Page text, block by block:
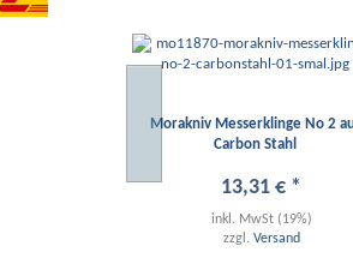
Morakniv Messerklinge No 2
Carbon Stahl
13,31 € *
inkl. MwSt (19%)
zzgl. Versand